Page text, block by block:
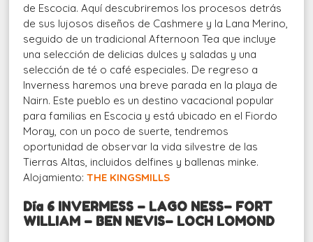
de Escocia. Aquí descubriremos los procesos detrás
de sus lujosos diseños de Cashmere y la Lana Merino,
seguido de un tradicional Afternoon Tea que incluye
una selección de delicias dulces y saladas y una
selección de té o café especiales. De regreso a
Inverness haremos una breve parada en la playa de
Nairn. Este pueblo es un destino vacacional popular
para familias en Escocia y está ubicado en el Fiordo
Moray, con un poco de suerte, tendremos
oportunidad de observar la vida silvestre de las
Tierras Altas, incluidos delfines y ballenas minke.
Alojamiento:THE KINGSMILLS
Día 6 INVERMESS – LAGO NESS– FORT
WILLIAM – BEN NEVIS– LOCH LOMOND